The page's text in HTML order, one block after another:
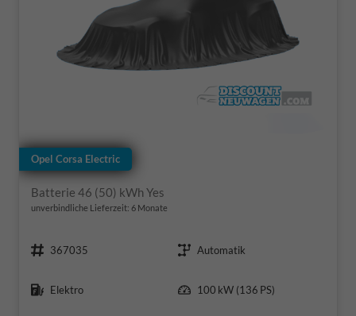
Opel Corsa Electric
Batterie 46 (50) kWh Yes
unverbindliche Lieferzeit: 6 Monate
367035
Automatik
Elektro
100 kW (136 PS)